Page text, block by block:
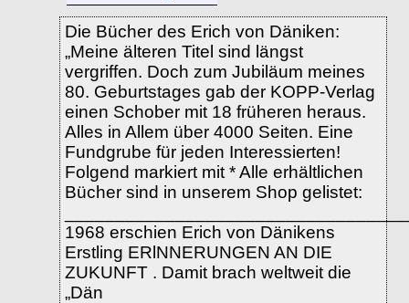
Die Bücher des Erich von Däniken:
„Meine älteren Titel sind längst
vergriffen. Doch zum Jubiläum meines
80. Geburtstages gab der KOPP-Verlag
einen Schober mit 18 früheren heraus.
Alles in Allem über 4000 Seiten. Eine
Fundgrube für jeden Interessierten!
Folgend markiert mit * Alle erhältlichen
Bücher sind in unserem Shop gelistet:
1968 erschien Erich von Dänikens
Erstling ERlNNERUNGEN AN DIE
ZUKUNFT . Damit brach weltweit die
„Dän